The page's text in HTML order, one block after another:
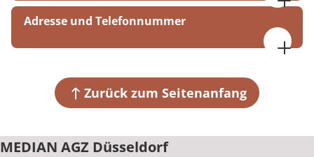
Mo. bis Do. 08:00 bis 20:00 Uhr
Fr. 08:30 bis 14:30 Uhr
Adresse und Telefonnummer
40221 DüsseldorfZurück zum Seitenanfang
MEDIAN AGZ Düsseldorf